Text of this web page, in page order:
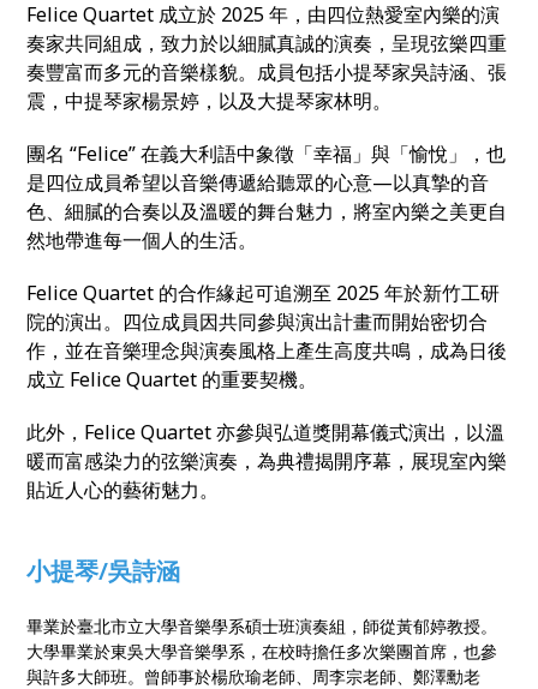
Felice Quartet 成立於 2025 年，由四位熱愛室內樂的演
奏家共同組成，致力於以細膩真誠的演奏，呈現弦樂四重
奏豐富而多元的音樂樣貌。成員包括小提琴家吳詩涵、張
震，中提琴家楊景婷，以及大提琴家林明。
團名 “Felice” 在義大利語中象徵「幸福」與「愉悅」，也
是四位成員希望以音樂傳遞給聽眾的心意—以真摯的音
色、細膩的合奏以及溫暖的舞台魅力，將室內樂之美更自
然地帶進每一個人的生活。
Felice Quartet 的合作緣起可追溯至 2025 年於新竹工研
院的演出。四位成員因共同參與演出計畫而開始密切合
作，並在音樂理念與演奏風格上產生高度共鳴，成為日後
成立 Felice Quartet 的重要契機。
此外，Felice Quartet 亦參與弘道獎開幕儀式演出，以溫
暖而富感染力的弦樂演奏，為典禮揭開序幕，展現室內樂
貼近人心的藝術魅力。
小提琴/吳詩涵
畢業於臺北市立大學音樂學系碩士班演奏組，師從黃郁婷教授。
大學畢業於東吳大學音樂學系，在校時擔任多次樂團首席，也參
與許多大師班。曾師事於楊欣瑜老師、周李宗老師、鄭澤勳老